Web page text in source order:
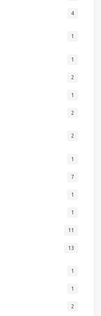
4
1
1
2
1
2
2
1
7
1
1
11
13
1
1
2